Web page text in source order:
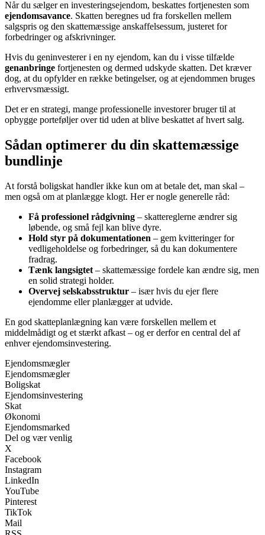
Når du sælger en investeringsejendom, beskattes fortjenesten som
ejendomsavance. Skatten beregnes ud fra forskellen mellem
salgspris og den skattemæssige anskaffelsessum, justeret for
forbedringer og afskrivninger.
Hvis du geninvesterer i en ny ejendom, kan du i visse tilfælde
genanbringe fortjenesten og dermed udskyde skatten. Det kræver
dog, at du opfylder en række betingelser, og at ejendommen bruges
erhvervsmæssigt.
Det er en strategi, mange professionelle investorer bruger til at
opbygge porteføljer over tid uden at blive beskattet af hvert salg.
Sådan optimerer du din skattemæssige
bundlinje
At forstå boligskat handler ikke kun om at betale det, man skal –
men også om at planlægge klogt. Her er nogle generelle råd:
Få professionel rådgivning – skattereglerne ændrer sig
løbende, og små fejl kan blive dyre.
Hold styr på dokumentationen – gem kvitteringer for
vedligeholdelse og forbedringer, så du kan dokumentere
fradrag.
Tænk langsigtet – skattemæssige fordele kan ændre sig, men
en solid strategi holder.
Overvej selskabsstruktur – især hvis du ejer flere
ejendomme eller planlægger at udvide.
En god skatteplanlægning kan være forskellen mellem et
middelmådigt og et stærkt afkast – og er derfor en central del af
enhver ejendomsinvestering.
Ejendomsmægler
Ejendomsmægler
Boligskat
Ejendomsinvestering
Skat
Økonomi
Ejendomsmarked
Del og vær venlig
X
Facebook
Instagram
LinkedIn
YouTube
Pinterest
TikTok
Mail